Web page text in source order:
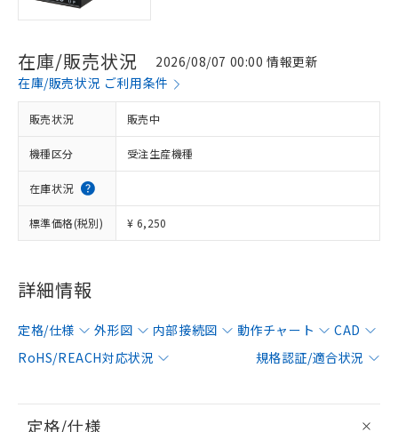
在庫/販売状況
2026/08/07 00:00 情報更新
在庫/販売状況 ご利用条件
販売状況 販売中
機種区分 受注生産機種
在庫状況
標準価格(税別) ¥ 6,250
詳細情報
定格/仕様 外形図 内部接続図 動作チャート
CAD
RoHS/REACH対応状況
規格認証/適合状況
定格/仕様